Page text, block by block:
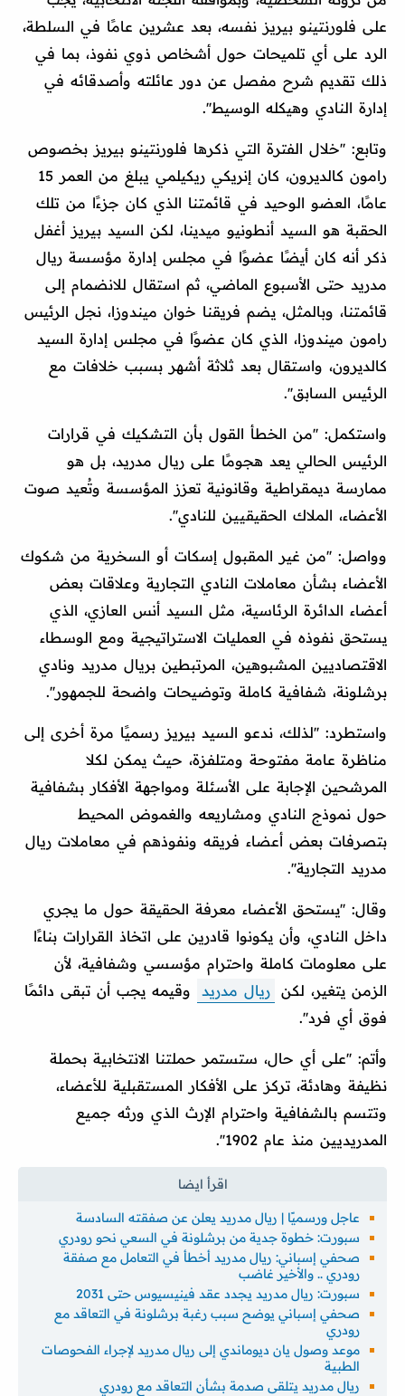
على فلورنتينو بيريز نفسه، بعد عشرين عامًا في السلطة،
الرد على أي تلميحات حول أشخاص ذوي نفوذ، بما في
ذلك تقديم شرح مفصل عن دور عائلته وأصدقائه في
إدارة النادي وهيكله الوسيط''.
وتابع: ''خلال الفترة التي ذكرها فلورنتينو بيريز بخصوص
رامون كالديرون، كان إنريكي ريكيلمي يبلغ من العمر 15
عامًا، العضو الوحيد في قائمتنا الذي كان جزءًا من تلك
الحقبة هو السيد أنطونيو ميدينا، لكن السيد بيريز أغفل
ذكر أنه كان أيضًا عضوًا في مجلس إدارة مؤسسة ريال
مدريد حتى الأسبوع الماضي، ثم استقال للانضمام إلى
قائمتنا، وبالمثل، يضم فريقنا خوان ميندوزا، نجل الرئيس
رامون ميندوزا، الذي كان عضوًا في مجلس إدارة السيد
كالديرون، واستقال بعد ثلاثة أشهر بسبب خلافات مع
الرئيس السابق''.
واستكمل: ''من الخطأ القول بأن التشكيك في قرارات
الرئيس الحالي يعد هجومًا على ريال مدريد، بل هو
ممارسة ديمقراطية وقانونية تعزز المؤسسة وتُعيد صوت
الأعضاء، الملاك الحقيقيين للنادي''.
وواصل: ''من غير المقبول إسكات أو السخرية من شكوك
الأعضاء بشأن معاملات النادي التجارية وعلاقات بعض
أعضاء الدائرة الرئاسية، مثل السيد أنس العازي، الذي
يستحق نفوذه في العمليات الاستراتيجية ومع الوسطاء
الاقتصاديين المشبوهين، المرتبطين بريال مدريد ونادي
برشلونة، شفافية كاملة وتوضيحات واضحة للجمهور''.
واستطرد: ''لذلك، ندعو السيد بيريز رسميًا مرة أخرى إلى
مناظرة عامة مفتوحة ومتلفزة، حيث يمكن لكلا
المرشحين الإجابة على الأسئلة ومواجهة الأفكار بشفافية
حول نموذج النادي ومشاريعه والغموض المحيط
بتصرفات بعض أعضاء فريقه ونفوذهم في معاملات ريال
مدريد التجارية''.
وقال: ''يستحق الأعضاء معرفة الحقيقة حول ما يجري
داخل النادي، وأن يكونوا قادرين على اتخاذ القرارات بناءًا
على معلومات كاملة واحترام مؤسسي وشفافية، لأن
الزمن يتغير، لكن ريال مدريد
وقيمه يجب أن تبقى دائمًا
فوق أي فرد''.
وأتم: ''على أي حال، ستستمر حملتنا الانتخابية بحملة
نظيفة وهادئة، تركز على الأفكار المستقبلية للأعضاء،
وتتسم بالشفافية واحترام الإرث الذي ورثه جميع
المدريديين منذ عام 1902''.
عاجل ورسميًا | ريال مدريد يعلن عن صفقته السادسة
سبورت: خطوة جدية من برشلونة في السعي نحو رودري
صحفي إسباني: ريال مدريد أخطأ في التعامل مع صفقة
رودري .. والأخير غاضب
سبورت: ريال مدريد يجدد عقد فينيسيوس حتى 2031
صحفي إسباني يوضح سبب رغبة برشلونة في التعاقد مع
رودري
موعد وصول يان ديوماندي إلى ريال مدريد لإجراء الفحوصات
الطبية
ريال مدريد يتلقى صدمة بشأن التعاقد مع رودري